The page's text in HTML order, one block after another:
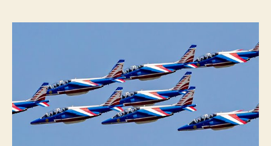
les
Alpha
Jet
au-
dessus
de
Québec